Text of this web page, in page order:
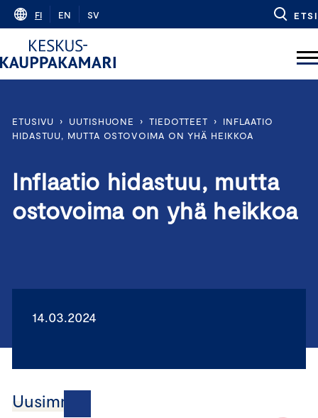
Skip
content
FI EN SV ETSI
ETUSIVU › UUTISHUONE › TIEDOTTEET ›
INFLAATIO
HIDASTUU, MUTTA OSTOVOIMA ON YHÄ HEIKKOA
Inflaatio hidastuu, mutta
ostovoima on yhä heikkoa
14.03.2024
Uusimmat